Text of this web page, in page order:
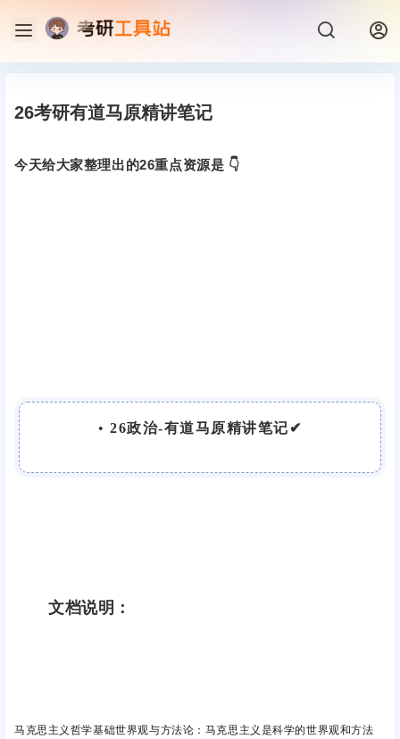
26考研有道马原精讲笔记
今天给大家整理出的26重点资源是 👇
• 26政治-有道马原精讲笔记✔
文档说明：
马克思主义哲学基础世界观与方法论 ：马克思主义是科学的世界观和方法